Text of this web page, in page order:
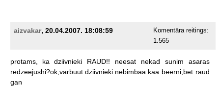
aizvakar, 20.04.2007. 18:08:59
Komentāra reitings:
1.565
protams, ka dziivnieki RAUD!! neesat nekad sunim
asaras
redzeejushi?ok,varbuut dziivnieki nebimbaa kaa beerni,bet raud
gan